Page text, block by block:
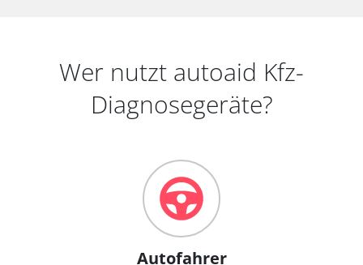
Wer nutzt autoaid Kfz-
Diagnosegeräte?
Autofahrer